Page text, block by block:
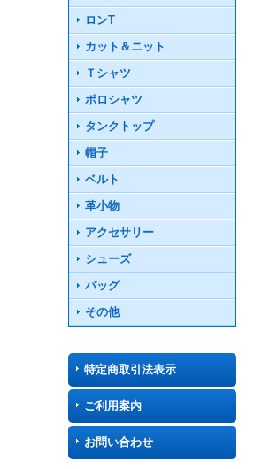
ロンT
カット＆ニット
Ｔシャツ
ポロシャツ
タンクトップ
帽子
ベルト
革小物
アクセサリー
シューズ
バッグ
その他
特定商取引法表示
ご利用案内
お問い合わせ